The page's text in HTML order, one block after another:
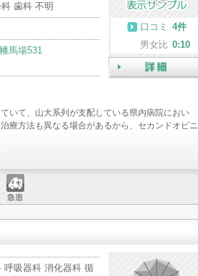
歯科 不明
馬場531
口コミ
4件
男女比 0:10
いて、山大系列が支配している県内病院におい
療方法も異なる場合があるから、セカンドオピニ
急患
呼吸器科 消化器科 循